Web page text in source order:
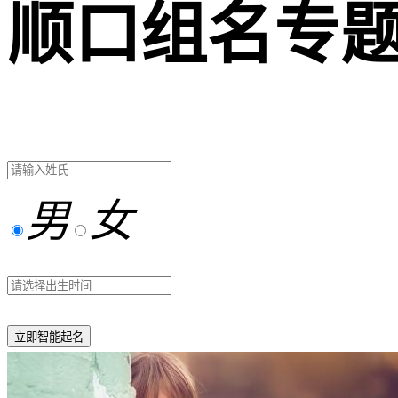
顺口组名专
男 女
立即智能起名